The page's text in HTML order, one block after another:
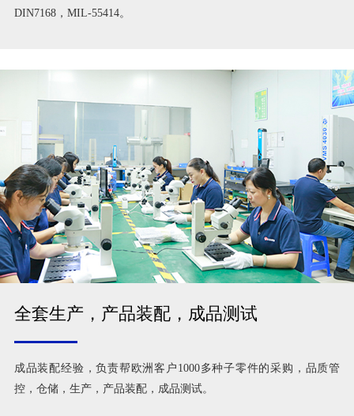
DIN7168，MIL-55414。
全套生产，产品装配，成品测试
成品装配经验，负责帮欧洲客户1000多种子零件的采购，品质管
控，仓储，生产，产品装配，成品测试。